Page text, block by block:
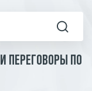
Технологии
переговоры по